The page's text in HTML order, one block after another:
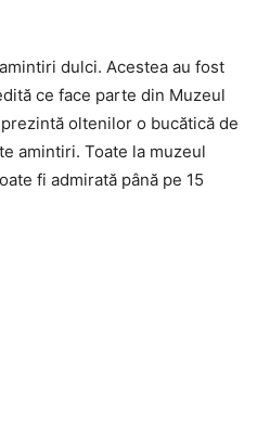
dulci. Acestea au fost
ce face parte din Muzeul
oltenilor o bucătică de
amintiri. Toate la muzeul
fi admirată până pe 15